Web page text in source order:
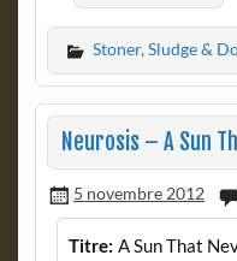
Stoner, Sludge &
Neurosis – A Sun
5 novembre 2012
Titre: A Sun That